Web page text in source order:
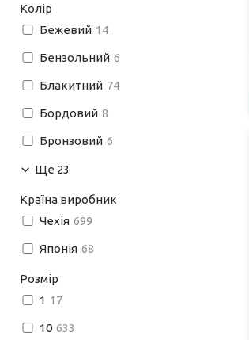
Колір
Бежевий 14
Бензольний 6
Блакитний 74
Бордовий 8
Бронзовий 6
Ще 23
Країна виробник
Чехія 699
Японія 68
Розмір
1 17
10 633